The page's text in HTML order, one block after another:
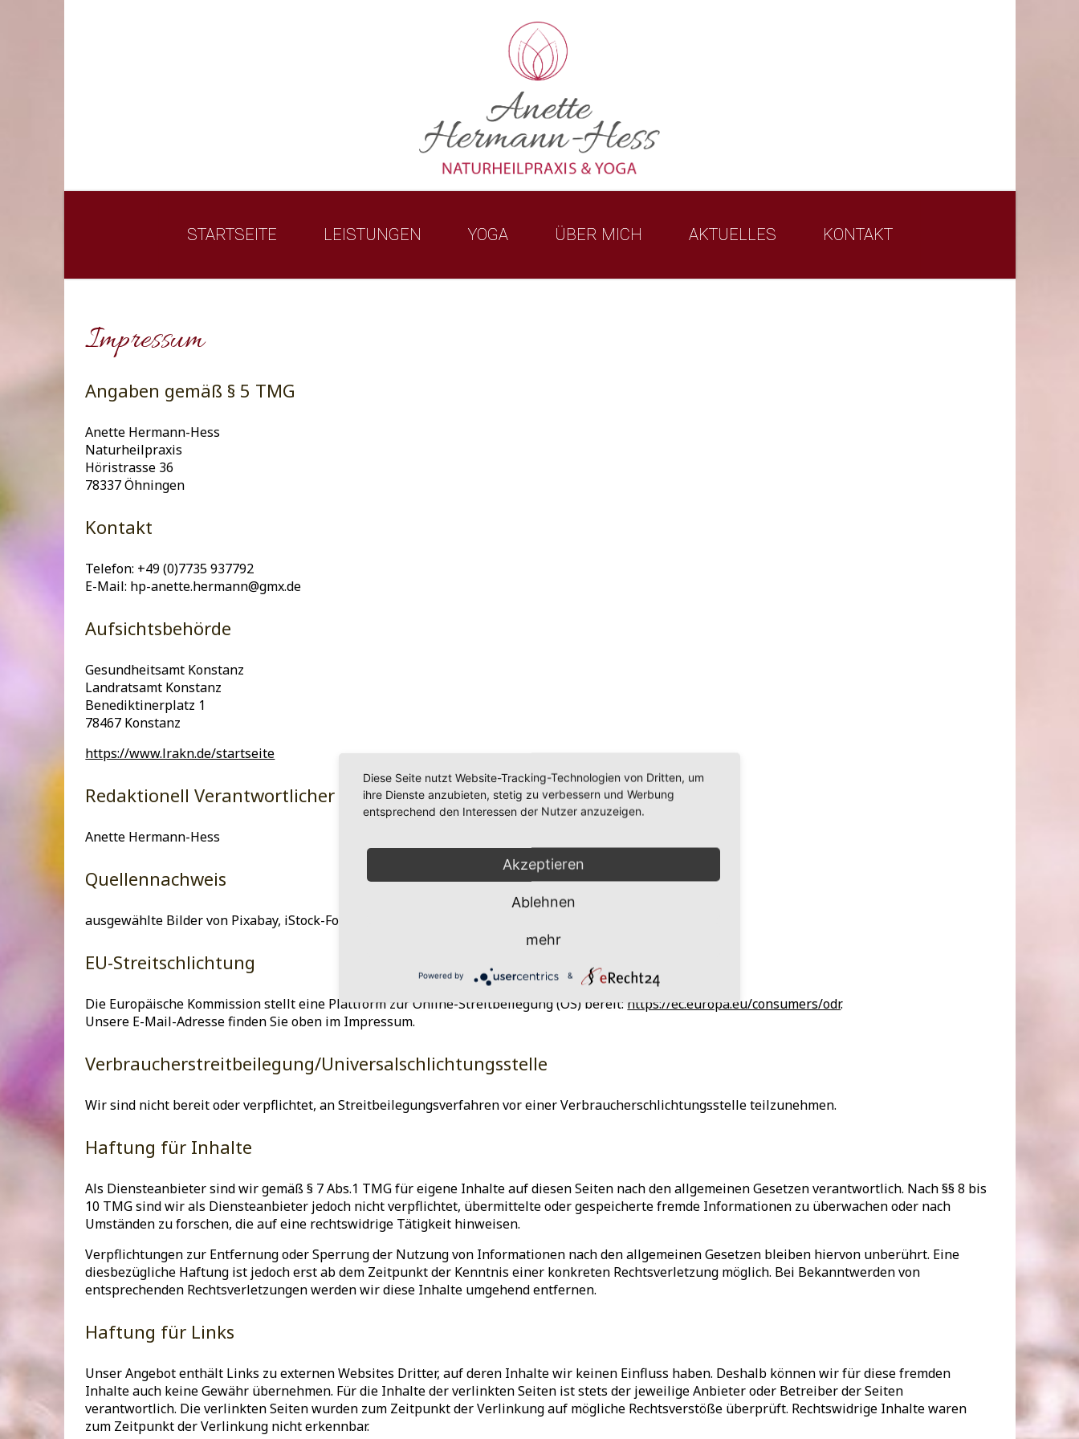
STARTSEITE LEISTUNGEN YOGA ÜBER MICH AKTUELLES KONTAKT
Impressum
Angaben gemäß § 5 TMG
Anette Hermann-Hess
Naturheilpraxis
Höristrasse 36
78337 Öhningen
Kontakt
Telefon: +49 (0)7735 937792
E-Mail: hp-anette.hermann@gmx.de
Aufsichtsbehörde
Gesundheitsamt Konstanz
Landratsamt Konstanz
Benediktinerplatz 1
78467 Konstanz
https://www.lrakn.de/startseite
Redaktionell Verantwortlicher
Anette Hermann-Hess
Quellennachweis
ausgewählte Bilder von Pixabay, iStock-Fotografie-ID: 876883130 von ipopba
EU-Streitschlichtung
Die Europäische Kommission stellt eine Plattform zur Online-Streitbeilegung (OS) bereit: https://ec.europa.eu/consumers/odr.
Unsere E-Mail-Adresse finden Sie oben im Impressum.
Verbraucher­streit­beilegung/Universal­schlichtungs­stelle
Wir sind nicht bereit oder verpflichtet, an Streitbeilegungsverfahren vor einer Verbraucherschlichtungsstelle teilzunehmen.
Haftung für Inhalte
Als Diensteanbieter sind wir gemäß § 7 Abs.1 TMG für eigene Inhalte auf diesen Seiten nach den allgemeinen Gesetzen verantwortlich. Nach §§ 8 bis
10 TMG sind wir als Diensteanbieter jedoch nicht verpflichtet, übermittelte oder gespeicherte fremde Informationen zu überwachen oder nach
Umständen zu forschen, die auf eine rechtswidrige Tätigkeit hinweisen.
Verpflichtungen zur Entfernung oder Sperrung der Nutzung von Informationen nach den allgemeinen Gesetzen bleiben hiervon unberührt. Eine
diesbezügliche Haftung ist jedoch erst ab dem Zeitpunkt der Kenntnis einer konkreten Rechtsverletzung möglich. Bei Bekanntwerden von
entsprechenden Rechtsverletzungen werden wir diese Inhalte umgehend entfernen.
Haftung für Links
Unser Angebot enthält Links zu externen Websites Dritter, auf deren Inhalte wir keinen Einfluss haben. Deshalb können wir für diese fremden
Inhalte auch keine Gewähr übernehmen. Für die Inhalte der verlinkten Seiten ist stets der jeweilige Anbieter oder Betreiber der Seiten
verantwortlich. Die verlinkten Seiten wurden zum Zeitpunkt der Verlinkung auf mögliche Rechtsverstöße überprüft. Rechtswidrige Inhalte waren
zum Zeitpunkt der Verlinkung nicht erkennbar.
Diese Seite nutzt Website-Tracking-Technologien von Dritten, um
ihre Dienste anzubieten, stetig zu verbessern und Werbung
entsprechend den Interessen der Nutzer anzuzeigen.
Akzeptieren
Ablehnen
mehr
Powered by &